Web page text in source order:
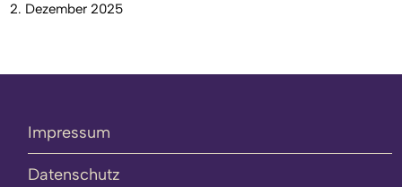
2. Dezember 2025
Impressum
Datenschutz